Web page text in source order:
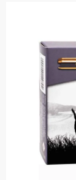
hvězdiček.